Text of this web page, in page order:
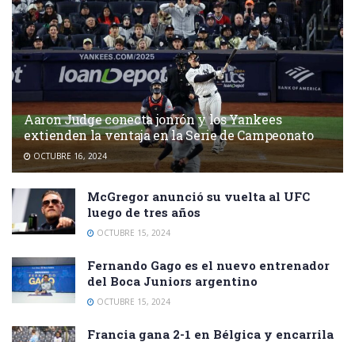
Aaron Judge conecta jonrón y los Yankees
extienden la ventaja en la Serie de Campeonato
OCTUBRE 16, 2024
McGregor anunció su vuelta al UFC
luego de tres años
OCTUBRE 15, 2024
Fernando Gago es el nuevo entrenador
del Boca Juniors argentino
OCTUBRE 15, 2024
Francia gana 2-1 en Bélgica y encarrila